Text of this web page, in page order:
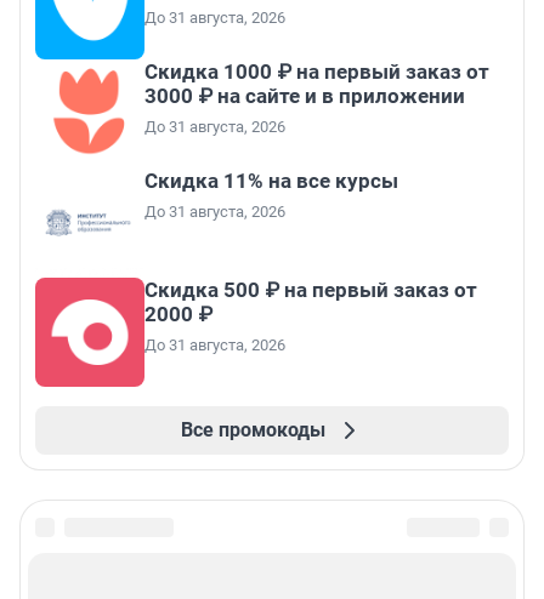
До 31 августа, 2026
Скидка 1000 ₽ на первый заказ от
3000 ₽ на сайте и в приложении
До 31 августа, 2026
Скидка 11% на все курсы
До 31 августа, 2026
Скидка 500 ₽ на первый заказ от
2000 ₽
До 31 августа, 2026
Все промокоды